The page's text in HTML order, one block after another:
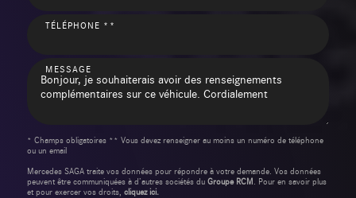
TÉLÉPHONE **
MESSAGE
* Champs obligatoires ** Vous devez renseigner au moins un numéro de téléphone
ou un email
Mercedes SAGA traite vos données pour répondre à votre demande. Vos données
peuvent être communiquées à d’autres sociétés du Groupe RCM . Pour en savoir plus
et pour exercer vos droits, cliquez ici.